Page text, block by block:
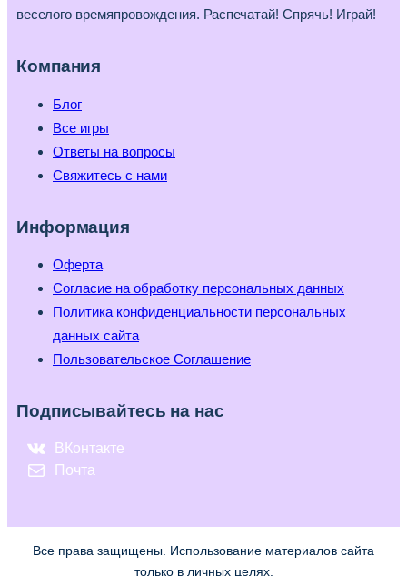
веселого времяпровождения. Распечатай! Спрячь! Играй!
Компания
Блог
Все игры
Ответы на вопросы
Свяжитесь с нами
Информация
Оферта
Согласие на обработку персональных данных
Политика конфиденциальности персональных
данных сайта
Пользовательское Соглашение
Подписывайтесь на нас
ВКонтакте
Почта
Все права защищены. Использование материалов сайта
только в личных целях.